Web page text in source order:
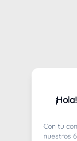
Con tu
nuestros